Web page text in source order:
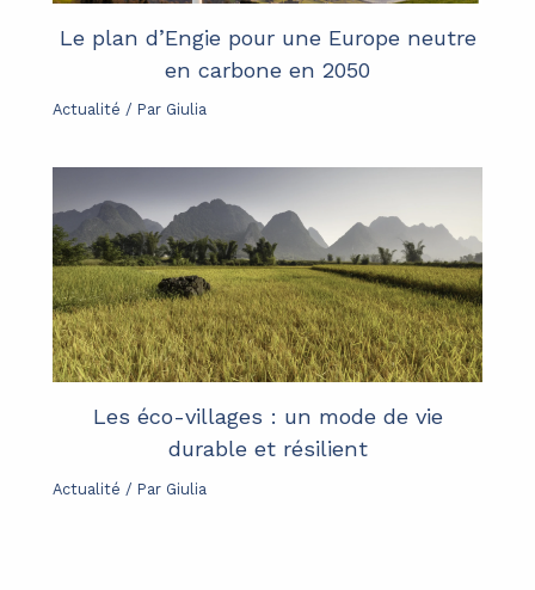
Le plan d’Engie pour une Europe neutre
en carbone en 2050
Actualité / Par Giulia
Les éco-villages : un mode de vie
durable et résilient
Actualité / Par Giulia